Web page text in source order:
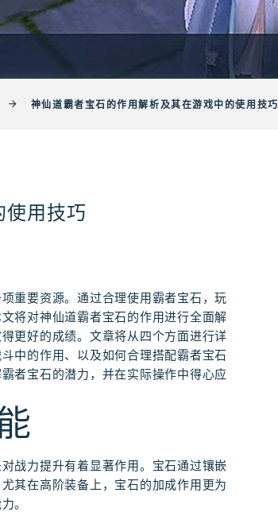
神仙道霸者宝石的作用解析及其在游戏中的使用技巧
用技巧
重要资源。通过合理使用霸者宝石，玩
将对神仙道霸者宝石的作用进行全面解
更好的成绩。文章将从四个方面进行详
中的作用、以及如何合理搭配霸者宝石
者宝石的潜力，并在实际操作中得心应
战力提升有着显著作用。宝石通过镶嵌
其在高阶装备上，宝石的加成作用更为
。